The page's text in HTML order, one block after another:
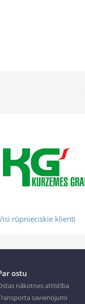
rūpnieciskie klienti
ostu
nākotnes attīstība
savienojumi